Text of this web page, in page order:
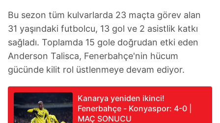
Bu sezon tüm kulvarlarda 23 maçta görev alan
31 yaşındaki futbolcu, 13 gol ve 2 asistlik katkı
sağladı. Toplamda 15 gole doğrudan etki eden
Anderson Talisca, Fenerbahçe'nin hücum
gücünde kilit rol üstlenmeye devam ediyor.
Kanarya yeniden ikinci!
Fenerbahçe - Konyaspor: 4-0 |
MAÇ SONUCU